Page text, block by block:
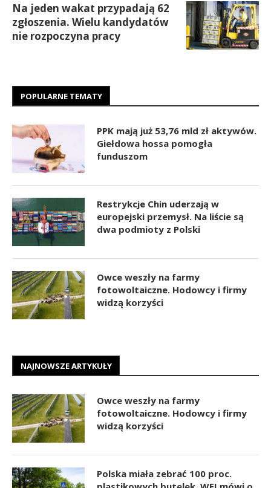
Na jeden wakat przypadają 62
zgłoszenia. Wielu kandydatów
nie rozpoczyna pracy
POPULARNE TEMATY
PPK mają już 53,76 mld zł aktywów.
Giełdowa hossa pomogła
funduszom
Restrykcje Chin uderzają w
europejski przemysł. Na liście są
dwa podmioty z Polski
Owce weszły na farmy
fotowoltaiczne. Hodowcy i firmy
widzą korzyści
NAJNOWSZE ARTYKUŁY
Owce weszły na farmy
fotowoltaiczne. Hodowcy i firmy
widzą korzyści
Polska miała zebrać 100 proc.